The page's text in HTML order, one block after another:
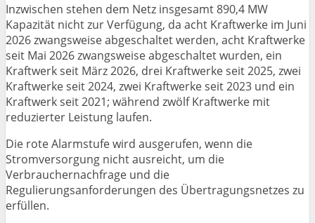
Inzwischen stehen dem Netz insgesamt 890,4 MW
Kapazität nicht zur Verfügung, da acht Kraftwerke im Juni
2026 zwangsweise abgeschaltet werden, acht Kraftwerke
seit Mai 2026 zwangsweise abgeschaltet wurden, ein
Kraftwerk seit März 2026, drei Kraftwerke seit 2025, zwei
Kraftwerke seit 2024, zwei Kraftwerke seit 2023 und ein
Kraftwerk seit 2021; während zwölf Kraftwerke mit
reduzierter Leistung laufen.
Die rote Alarmstufe wird ausgerufen, wenn die
Stromversorgung nicht ausreicht, um die
Verbrauchernachfrage und die
Regulierungsanforderungen des Übertragungsnetzes zu
erfüllen.